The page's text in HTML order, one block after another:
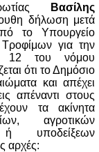
Βασίλης
δήλωση μετά
το Υπουργείο
για την
12 του νόμου
ότι το Δημόσιο
και απέχει
απέναντι στους
τα ακίνητα
αγροτικών
υποδείξεων
αρχές: